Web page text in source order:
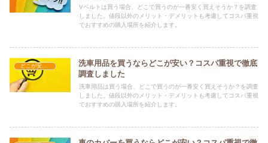
Vベルトは買う場合、どこで買うのが一番安く買えそうか？を調査
しました。値段以外のメリット・デメリットも考慮してコスパ重視
でおすすめの購入場所を紹介します。
どこが安い？-カー用品・バイク用品
洗車用品を買うならどこが安い？コスパ重視で徹底
調査しました
洗車用品は買う場合、どこで買うのが一番安く買えそうか？を調査
しました。値段以外のメリット・デメリットも考慮してコスパ重視
でおすすめの購入場所を紹介します。